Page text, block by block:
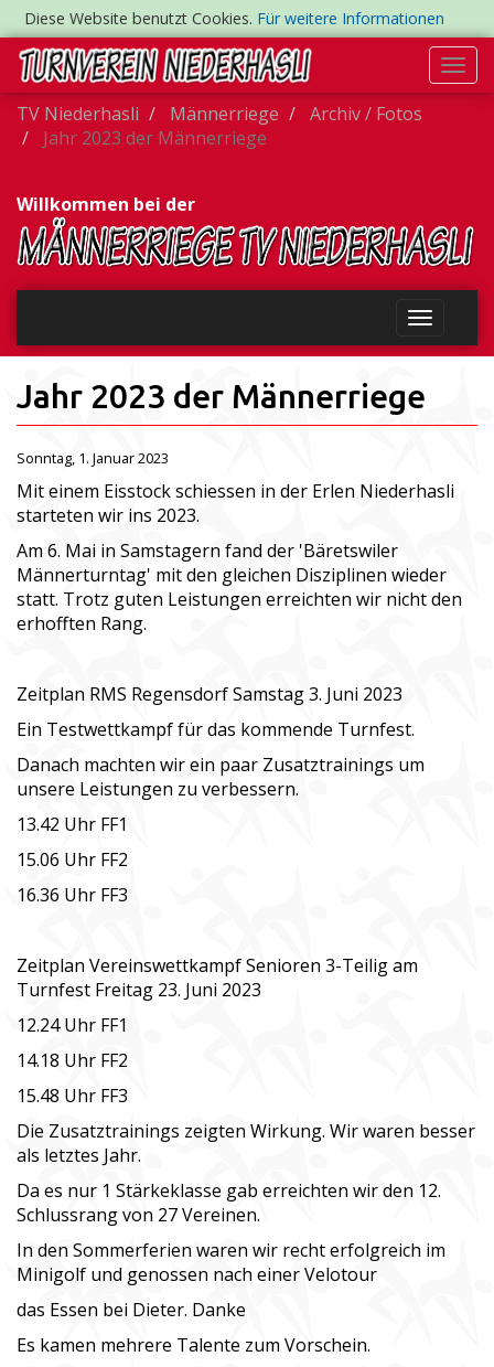
Diese Website benutzt Cookies. Für weitere Informationen
TV Niederhasli
Männerriege
Archiv / Fotos
Jahr 2023 der Männerriege
Willkommen bei der
Jahr 2023 der Männerriege
Sonntag, 1. Januar 2023
Mit einem Eisstock schiessen in der Erlen Niederhasli
starteten wir ins 2023.
Am 6. Mai in Samstagern fand der 'Bäretswiler
Männerturntag' mit den gleichen Disziplinen wieder
statt. Trotz guten Leistungen erreichten wir nicht den
erhofften Rang.
Zeitplan RMS Regensdorf Samstag 3. Juni 2023
Ein Testwettkampf für das kommende Turnfest.
Danach machten wir ein paar Zusatztrainings um
unsere Leistungen zu verbessern.
13.42 Uhr FF1
15.06 Uhr FF2
16.36 Uhr FF3
Zeitplan Vereinswettkampf Senioren 3-Teilig am
Turnfest Freitag 23. Juni 2023
12.24 Uhr FF1
14.18 Uhr FF2
15.48 Uhr FF3
Die Zusatztrainings zeigten Wirkung. Wir waren besser
als letztes Jahr.
Da es nur 1 Stärkeklasse gab erreichten wir den 12.
Schlussrang von 27 Vereinen.
In den Sommerferien waren wir recht erfolgreich im
Minigolf und genossen nach einer Velotour
das Essen bei Dieter. Danke
Es kamen mehrere Talente zum Vorschein.